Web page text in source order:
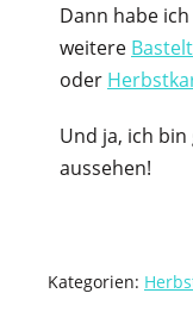
Dann habe
weitere
oder
Und ja, ich
aussehen!
Kategorien: